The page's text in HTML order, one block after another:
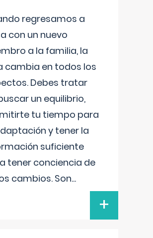
regresamos a
con un nuevo
a la familia, la
cambia en todos los
Debes tratar
un equilibrio,
tu tiempo para
y tener la
suficiente
tener conciencia de
cambios. Son...
+